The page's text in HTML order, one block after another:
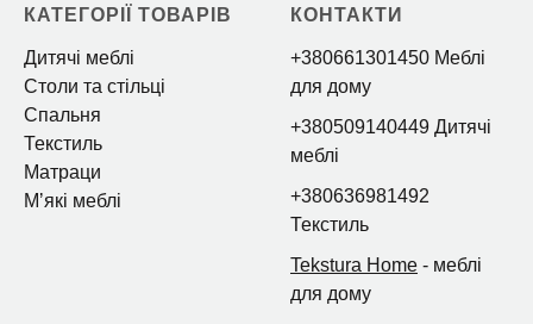
КАТЕГОРІЇ ТОВАРІВ
Дитячі меблі
Столи та стільці
Спальня
Текстиль
Матраци
Мʼякі меблі
КОНТАКТИ
+380661301450 Меблі
для дому
+380509140449 Дитячі
меблі
+380636981492
Текстиль
Tekstura Home - меблі
для дому